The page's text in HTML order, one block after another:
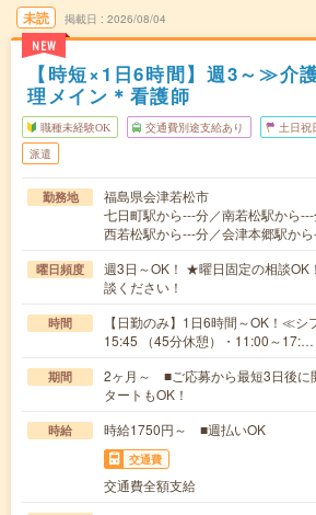
未読
NEW
掲載日 2026/08/04
【時短×1日6時間】週3～≫介
理メイン＊看護師
職種未経験OK 交通費別途支給あり 土日祝
派遣
勤務地
福島県会津若松市
七日町駅から---分／南若松駅から
西若松駅から---分／会津本郷駅か
曜日頻度
週3日～OK！ ★曜日固定の相談
談ください！
時間
【日勤のみ】1日6時間～OK！≪
15:45 （45分休憩）・11:00～17:…
期間
2ヶ月～ ■ご応募から最短3日後
タートもOK！
時給 時給1750円～ ■週払いOK
交通費
交通費全額支給